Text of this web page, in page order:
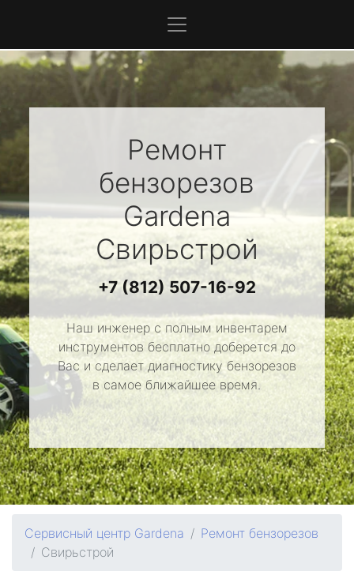
Ремонт
бензорезов
Gardena
Свирьстрой
+7 (812) 507-16-92
Наш инженер с полным инвентарем
инструментов бесплатно доберется до
Вас и сделает диагностику бензорезов
в самое ближайшее время.
Сервисный центр Gardena
Ремонт бензорезов
Свирьстрой